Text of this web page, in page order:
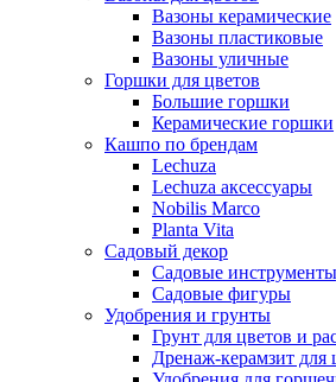
Вазоны керамические
Вазоны пластиковые
Вазоны уличные
Горшки для цветов
Большие горшки
Керамические горшки
Кашпо по брендам
Lechuza
Lechuza аксессуары
Nobilis Marco
Planta Vita
Садовый декор
Садовые
Садовые фигуры
Удобрения и грунты
Грунт для цветов и
Дренаж-керамзит для